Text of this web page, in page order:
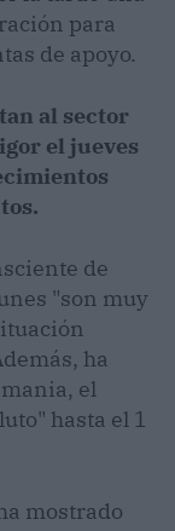
para
de apoyo.
al sector
el jueves
de
"son muy
ha
el
hasta el 1
mostrado